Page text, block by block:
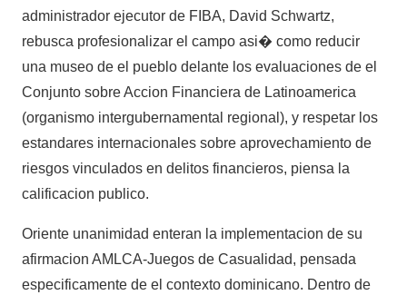
administrador ejecutor de FIBA, David Schwartz,
rebusca profesionalizar el campo asi� como reducir
una museo de el pueblo delante los evaluaciones de el
Conjunto sobre Accion Financiera de Latinoamerica
(organismo intergubernamental regional), y respetar los
estandares internacionales sobre aprovechamiento de
riesgos vinculados en delitos financieros, piensa la
calificacion publico.
Oriente unanimidad enteran la implementacion de su
afirmacion AMLCA-Juegos de Casualidad, pensada
especificamente de el contexto dominicano. Dentro de